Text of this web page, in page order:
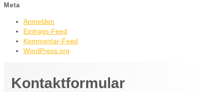
Meta
Anmelden
Eintrags-Feed
Kommentar-Feed
WordPress.org
Kontaktformular